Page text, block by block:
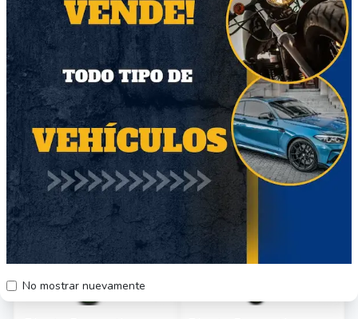
No mostrar nuevamente
Planta Decorativa
Artificial Bambú
1.8mt
$65.990
Región Metropolitana
Producto Nuevo
Planta Decorativa
Artificial Palmera
Manila 2.0mt
$89.990
Región Metropolitana
Producto Nuevo
25 48